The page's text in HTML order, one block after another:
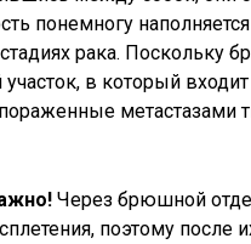
понемногу
рака. Поскольку
в который
метастазами
Через брюшной
поэтому после